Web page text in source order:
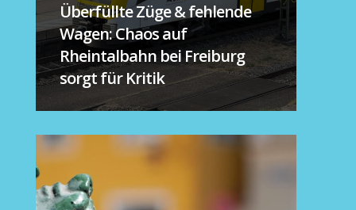
Überfüllte Züge & fehlende
Wagen: Chaos auf
Rheintalbahn bei Freiburg
sorgt für Kritik